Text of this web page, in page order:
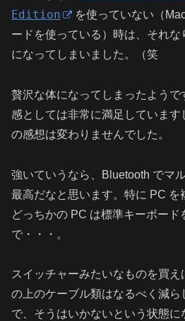
Edition
を使っていない（
ードを使っている）時は、それ
になってしまいました。（笑
贅沢な体になってしまったようで
感としては非常に満足していま
の感想は変わりませんでした。
強いていうなら、Bluetooth でマ
最高だなと思います。特に PC を
どっちかの PC は標準キーボー
で・・・。
スイッチャーみたいなものを買
の上のケーブル類はなるべく減
で、そうはいかないという状態に